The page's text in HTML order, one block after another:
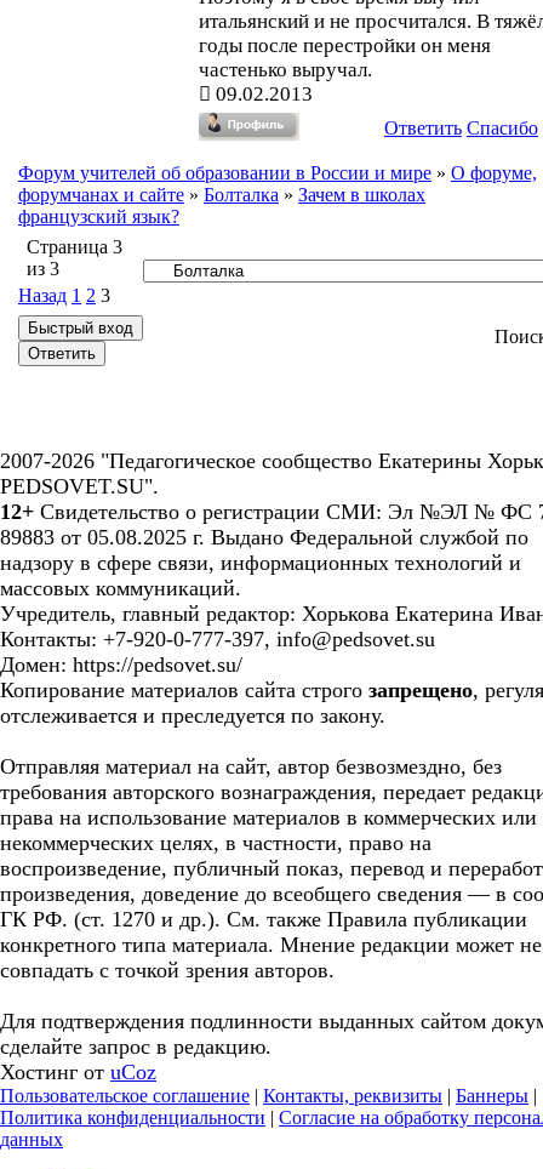
итальянский и не просчитался. В
годы после перестройки он меня
частенько выручал.
09.02.2013
Ответить Спасибо
Форум учителей об образовании в России и мире » О форуме,
форумчанах и сайте » Болталка » Зачем в школах
французский язык?
Страница 3
из 3
Назад 1 2 3
2007-2026 "Педагогическое сообщество Екатерины
PEDSOVET.SU".
12+ Свидетельство о регистрации СМИ: Эл №ЭЛ № ФС
89883 от 05.08.2025 г. Выдано Федеральной службой по
надзору в сфере связи, информационных технологий и
массовых коммуникаций.
Учредитель, главный редактор: Хорькова Екатерина
Контакты: +7-920-0-777-397, info@pedsovet.su
Домен: https://pedsovet.su/
Копирование материалов сайта строго запрещено,
отслеживается и преследуется по закону.
Отправляя материал на сайт, автор безвозмездно, без
требования авторского вознаграждения, передает
права на использование материалов в коммерческих или
некоммерческих целях, в частности, право на
воспроизведение, публичный показ, перевод и
произведения, доведение до всеобщего сведения — в
ГК РФ. (ст. 1270 и др.). См. также Правила публикации
конкретного типа материала. Мнение редакции может не
совпадать с точкой зрения авторов.
Для подтверждения подлинности выданных сайтом
сделайте запрос в редакцию.
Хостинг от uCoz
Пользовательское соглашение | Контакты, реквизиты | Баннеры |
Политика конфиденциальности | Согласие на обработку
данных